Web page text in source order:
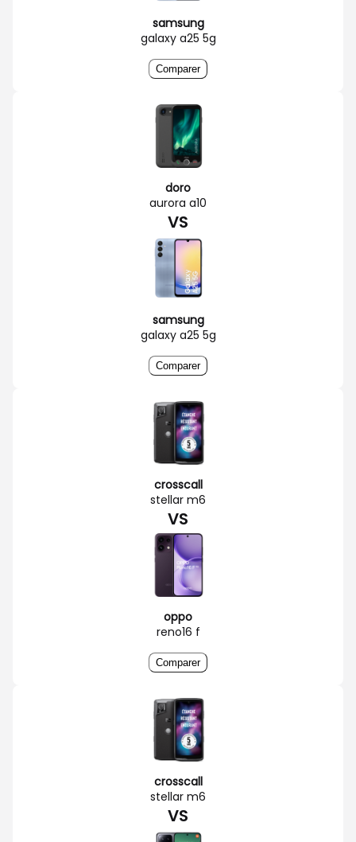
samsung
galaxy a25 5g
Comparer
doro
aurora a10
VS
samsung
galaxy a25 5g
Comparer
crosscall
stellar m6
VS
oppo
reno16 f
Comparer
crosscall
stellar m6
VS